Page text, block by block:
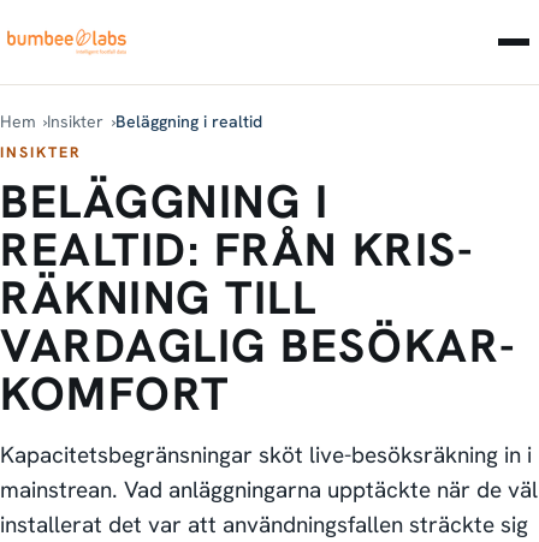
Hem Insikter Beläggning i realtid
INSIKTER
BELÄGGNING I
REALTID: FRÅN KRIS­
RÄKNING TILL
VARDAGLIG BESÖKAR­
KOMFORT
Kapacitets­begränsningar sköt live-besöksräkning in i
mainstrean. Vad anläggningarna upptäckte när de väl
installerat det var att användnings­fallen sträckte sig